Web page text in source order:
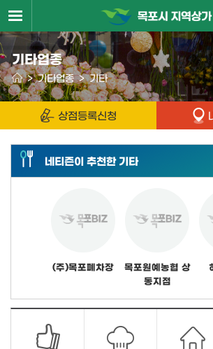
기타업종
> 기타업종 > 기타
상점등록신청
네티즌이 추천한 기타
(주)목포폐차장
목포원예농협 상
동지점